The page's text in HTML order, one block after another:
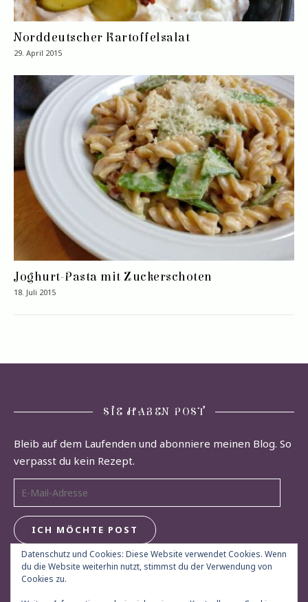
Norddeutscher Kartoffelsalat
29. April 2015
Joghurt-Pasta mit Zuckerschoten
18. Juli 2015
SIE HABEN POST
Bleib auf dem Laufenden und abonniere meinen Blog. So
verpasst du kein Rezept.
E-Mail-Adresse
ICH MÖCHTE POST
Datenschutz und Cookies: Diese Website verwendet Cookies. Wenn
du die Website weiterhin nutzt, stimmst du der Verwendung von
Cookies zu.